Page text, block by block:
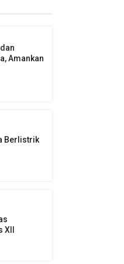
Amankan
Berlistrik